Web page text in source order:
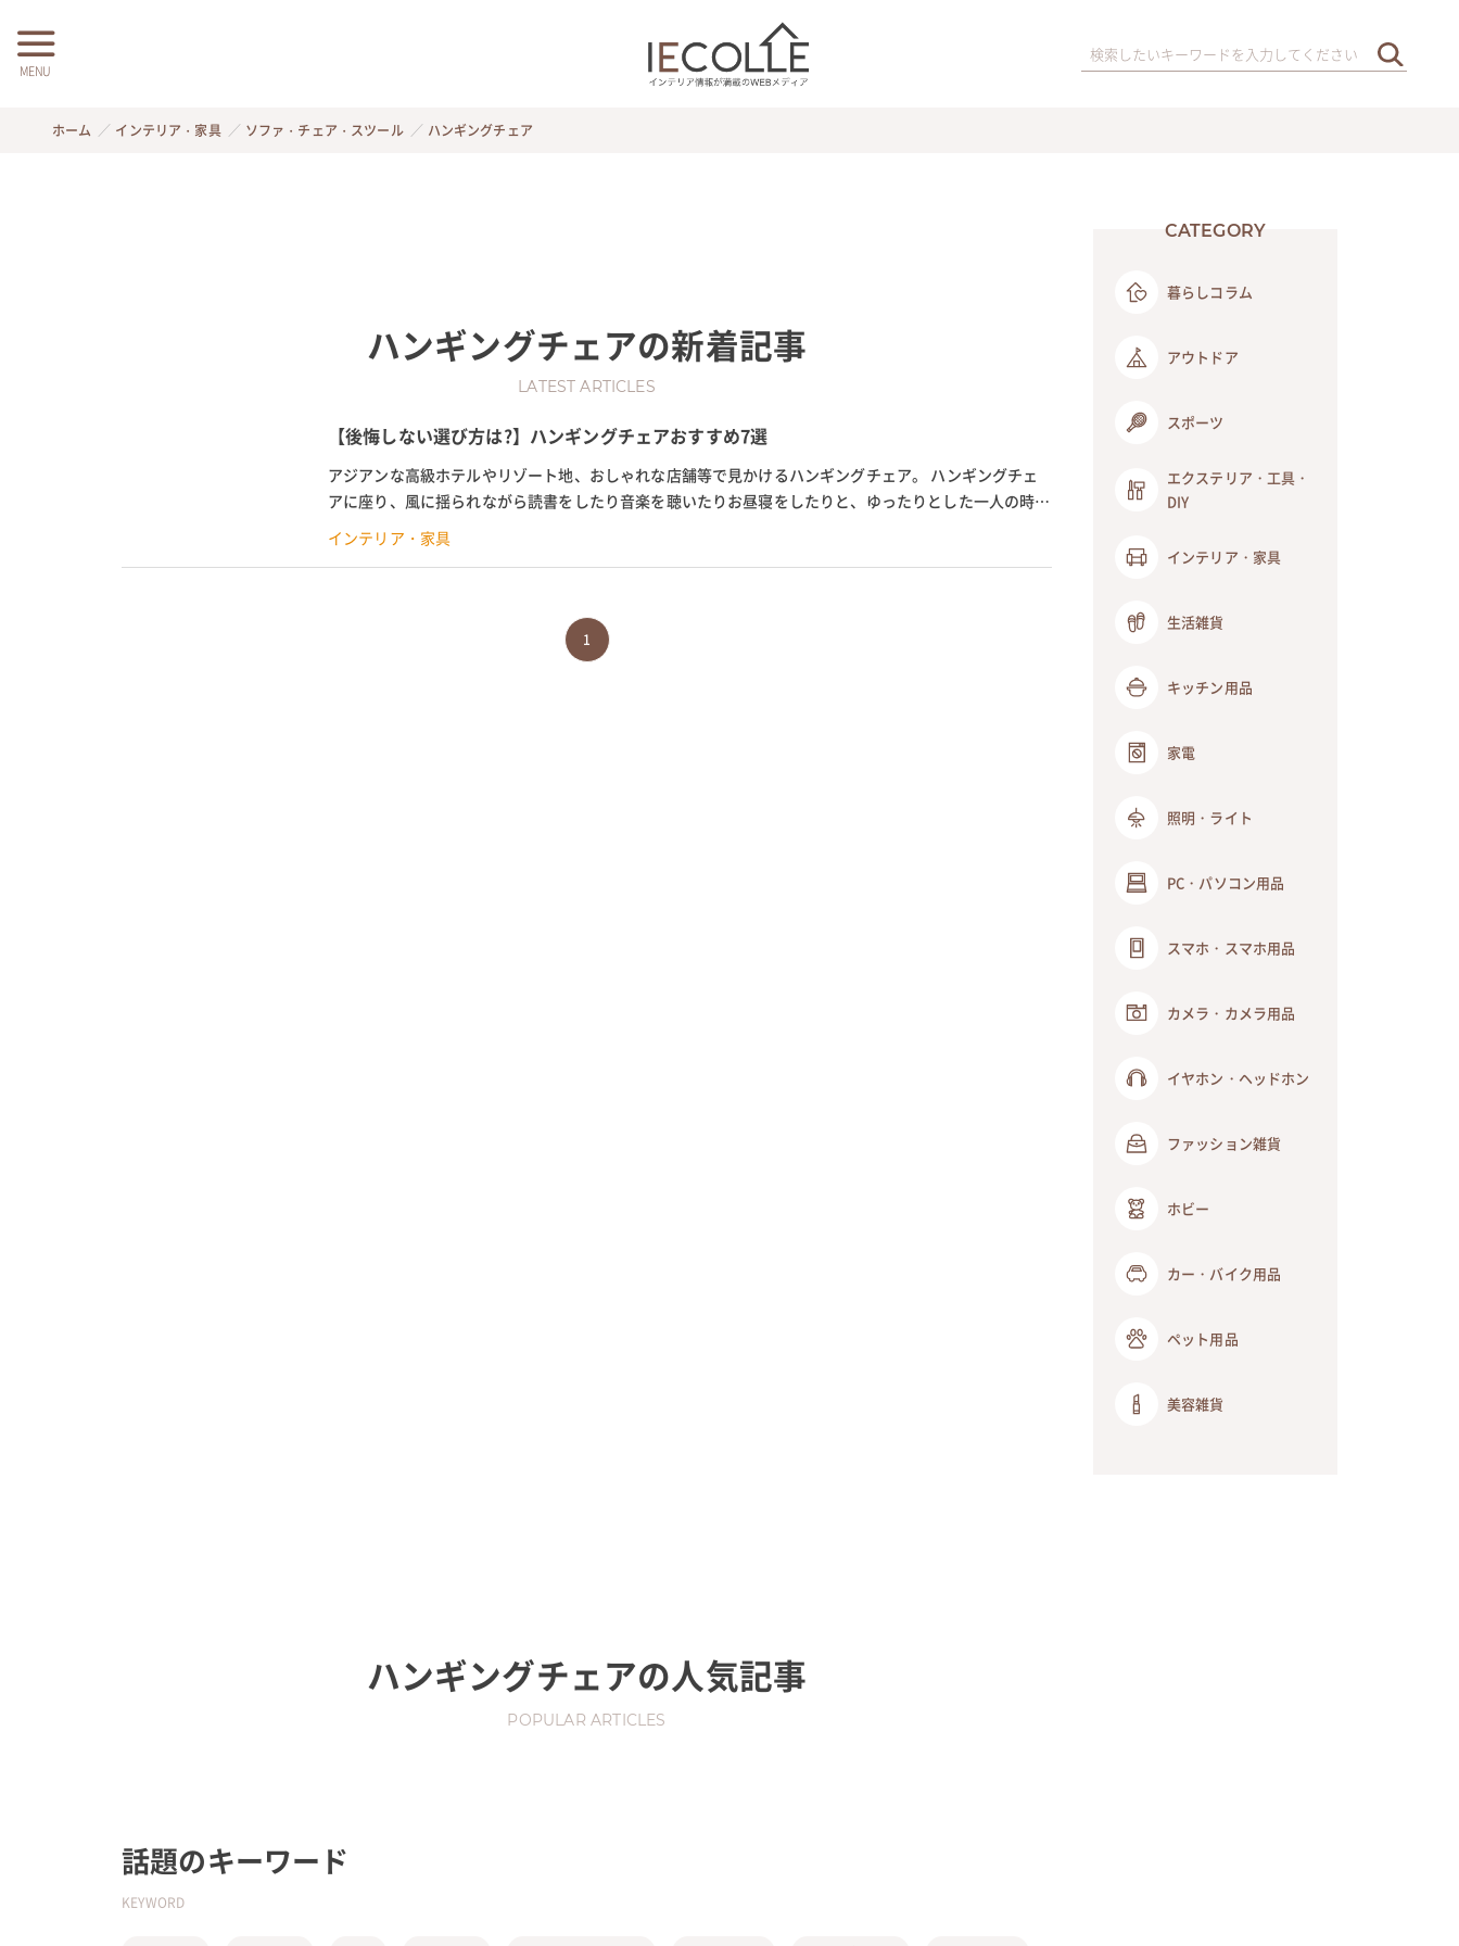
MENU
ホーム インテリア・家具 ソファ・チェア・スツール ハンギングチェア
ハンギングチェアの新着記事
LATEST ARTICLES
【後悔しない選び方は?】ハンギングチェアおすすめ7選
アジアンな高級ホテルやリゾート地、おしゃれな店舗等で見かけるハンギングチェア。 ハンギングチェ
アに座り、風に揺られながら読書をしたり音楽を聴いたりお昼寝をしたりと、ゆったりとした一人の時間
を過ごすのには最適時間といえるでしょう。 そして、...
インテリア・家具
1
CATEGORY
暮らしコラム
アウトドア
スポーツ
エクステリア・工具・
DIY
インテリア・家具
生活雑貨
キッチン用品
家電
照明・ライト
PC・パソコン用品
スマホ・スマホ用品
カメラ・カメラ用品
イヤホン・ヘッドホン
ファッション雑貨
ホビー
カー・バイク用品
ペット用品
美容雑貨
ハンギングチェアの人気記事
POPULAR ARTICLES
話題のキーワード
KEYWORD